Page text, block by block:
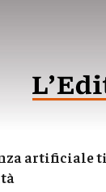
artificiale